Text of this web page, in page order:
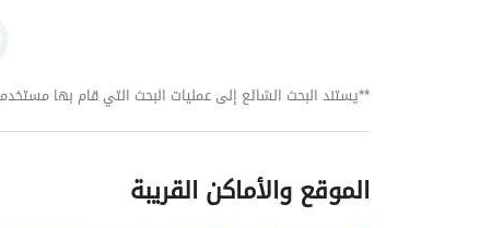
**يستند البحث الشائع إلى عمليات البحث التي قام بها مستخدمي
الموقع والأماكن القريبة